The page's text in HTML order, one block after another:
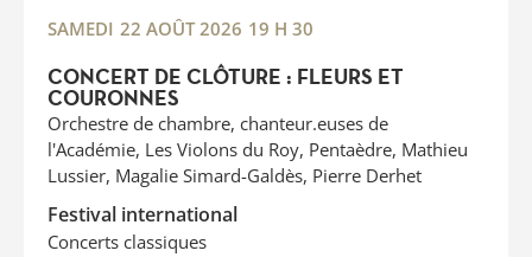
CONCERT DE CLÔTURE : FLEURS ET
COURONNES
Orchestre de chambre, chanteur.euses de
l'Académie, Les Violons du Roy, Pentaèdre, Mathieu
Lussier, Magalie Simard-Galdès, Pierre Derhet
Festival international
Concerts classiques
SAMEDI 22 AOÛT 2026 19 H 30